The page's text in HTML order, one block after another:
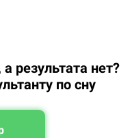
результата нет?
по сну